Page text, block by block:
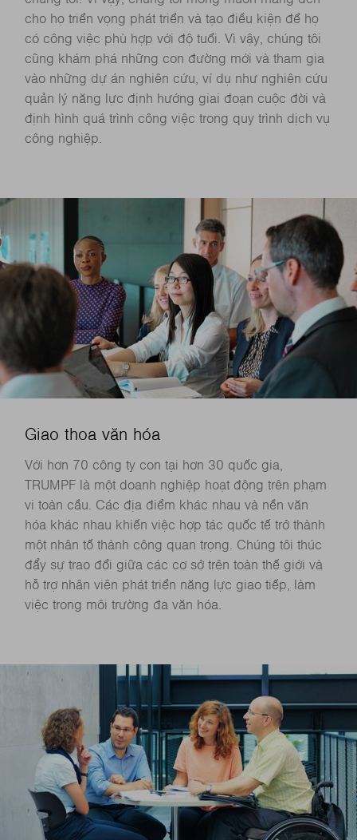
cho họ triển vọng phát triển và tạo điều kiện để họ
có công việc phù hợp với độ tuổi. Vì vậy, chúng tôi
cũng khám phá những con đường mới và tham gia
vào những dự án nghiên cứu, ví dụ như nghiên cứu
quản lý năng lực định hướng giai đoạn cuộc đời và
định hình quá trình công việc trong quy trình dịch vụ
công nghiệp.
Giao thoa văn hóa
Với hơn 70 công ty con tại hơn 30 quốc gia,
TRUMPF là một doanh nghiệp hoạt động trên phạm
vi toàn cầu. Các địa điểm khác nhau và nền văn
hóa khác nhau khiến việc hợp tác quốc tế trở thành
một nhân tố thành công quan trọng. Chúng tôi thúc
đẩy sự trao đổi giữa các cơ sở trên toàn thế giới và
hỗ trợ nhân viên phát triển năng lực giao tiếp, làm
việc trong môi trường đa văn hóa.